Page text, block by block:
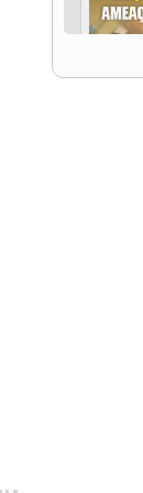
professor da
Comunicação
coordena
pressionar